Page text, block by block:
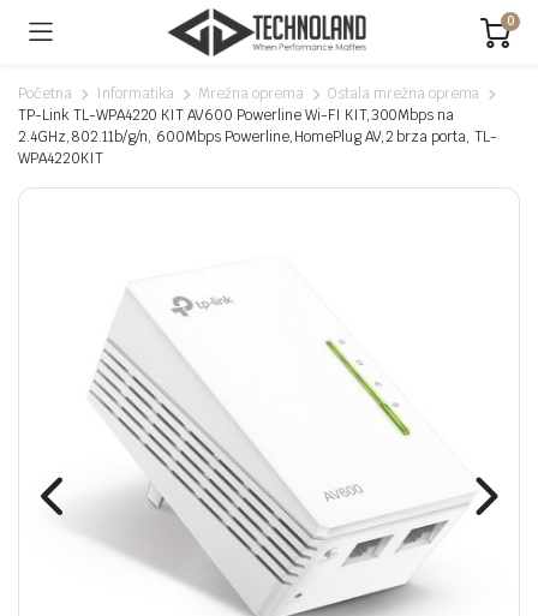
0
Početna Informatika Mrežna oprema
Ostala mrežna oprema
TP-Link TL-WPA4220 KIT AV600 Powerline Wi-FI KIT,300Mbps na
2.4GHz,802.11b/g/n, 600Mbps Powerline,HomePlug AV,2 brza porta, TL-
WPA4220KIT